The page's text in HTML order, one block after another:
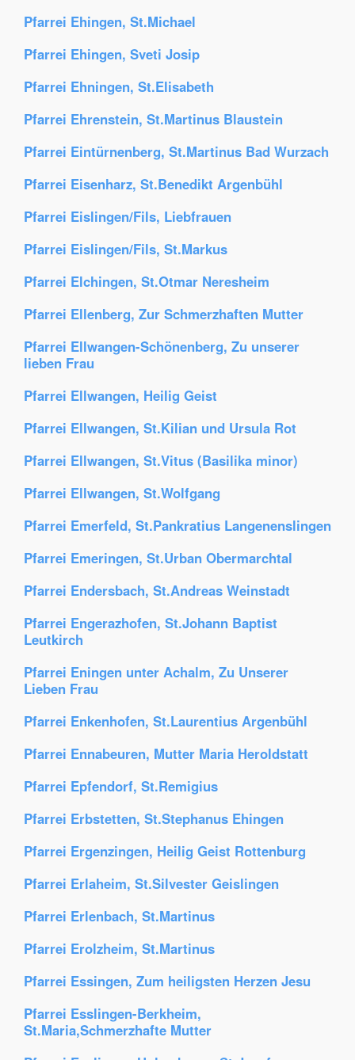
Pfarrei Ehingen, St.Michael
Pfarrei Ehingen, Sveti Josip
Pfarrei Ehningen, St.Elisabeth
Pfarrei Ehrenstein, St.Martinus Blaustein
Pfarrei Eintürnenberg, St.Martinus Bad Wurzach
Pfarrei Eisenharz, St.Benedikt Argenbühl
Pfarrei Eislingen/Fils, Liebfrauen
Pfarrei Eislingen/Fils, St.Markus
Pfarrei Elchingen, St.Otmar Neresheim
Pfarrei Ellenberg, Zur Schmerzhaften Mutter
Pfarrei Ellwangen-Schönenberg, Zu unserer
lieben Frau
Pfarrei Ellwangen, Heilig Geist
Pfarrei Ellwangen, St.Kilian und Ursula Rot
Pfarrei Ellwangen, St.Vitus (Basilika minor)
Pfarrei Ellwangen, St.Wolfgang
Pfarrei Emerfeld, St.Pankratius Langenenslingen
Pfarrei Emeringen, St.Urban Obermarchtal
Pfarrei Endersbach, St.Andreas Weinstadt
Pfarrei Engerazhofen, St.Johann Baptist
Leutkirch
Pfarrei Eningen unter Achalm, Zu Unserer
Lieben Frau
Pfarrei Enkenhofen, St.Laurentius Argenbühl
Pfarrei Ennabeuren, Mutter Maria Heroldstatt
Pfarrei Epfendorf, St.Remigius
Pfarrei Erbstetten, St.Stephanus Ehingen
Pfarrei Ergenzingen, Heilig Geist Rottenburg
Pfarrei Erlaheim, St.Silvester Geislingen
Pfarrei Erlenbach, St.Martinus
Pfarrei Erolzheim, St.Martinus
Pfarrei Essingen, Zum heiligsten Herzen Jesu
Pfarrei Esslingen-Berkheim,
St.Maria,Schmerzhafte Mutter